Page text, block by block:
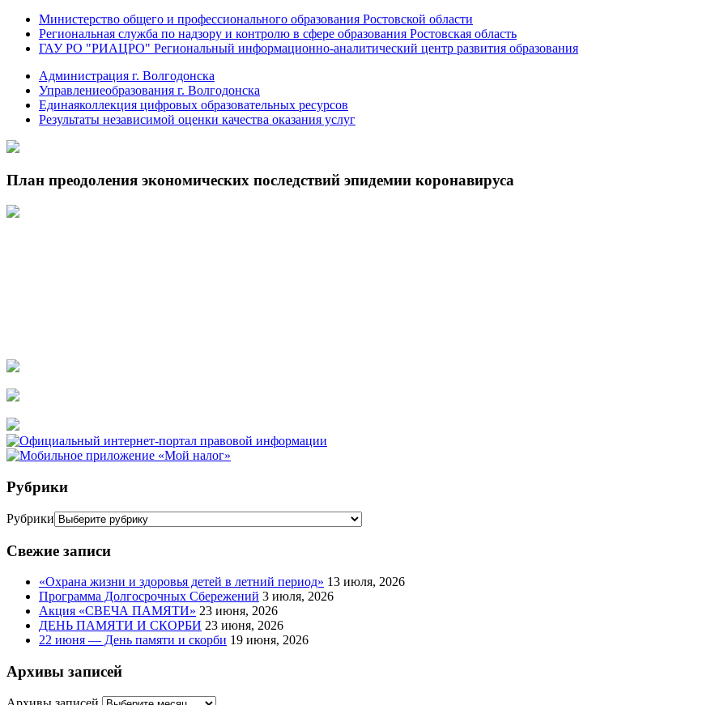
Министерство общего и профессионального образования Ростовской области
Региональная служба по надзору и контролю в сфере образования Ростовская область
ГАУ РО "РИАЦРО" Региональный информационно-аналитический центр развития образования
Администрация г. Волгодонска
Управлениеобразования г. Волгодонска
Единаяколлекция цифровых образовательных ресурсов
Результаты независимой оценки качества оказания услуг
План преодоления экономических последствий эпидемии коронавируса
Рубрики
Рубрики
Свежие записи
«Охрана жизни и здоровья детей в летний период» 13 июля, 2026
Программа Долгосрочных Сбережений 3 июля, 2026
Акция «СВЕЧА ПАМЯТИ» 23 июня, 2026
ДЕНЬ ПАМЯТИ И СКОРБИ 23 июня, 2026
22 июня — День памяти и скорби 19 июня, 2026
Архивы записей